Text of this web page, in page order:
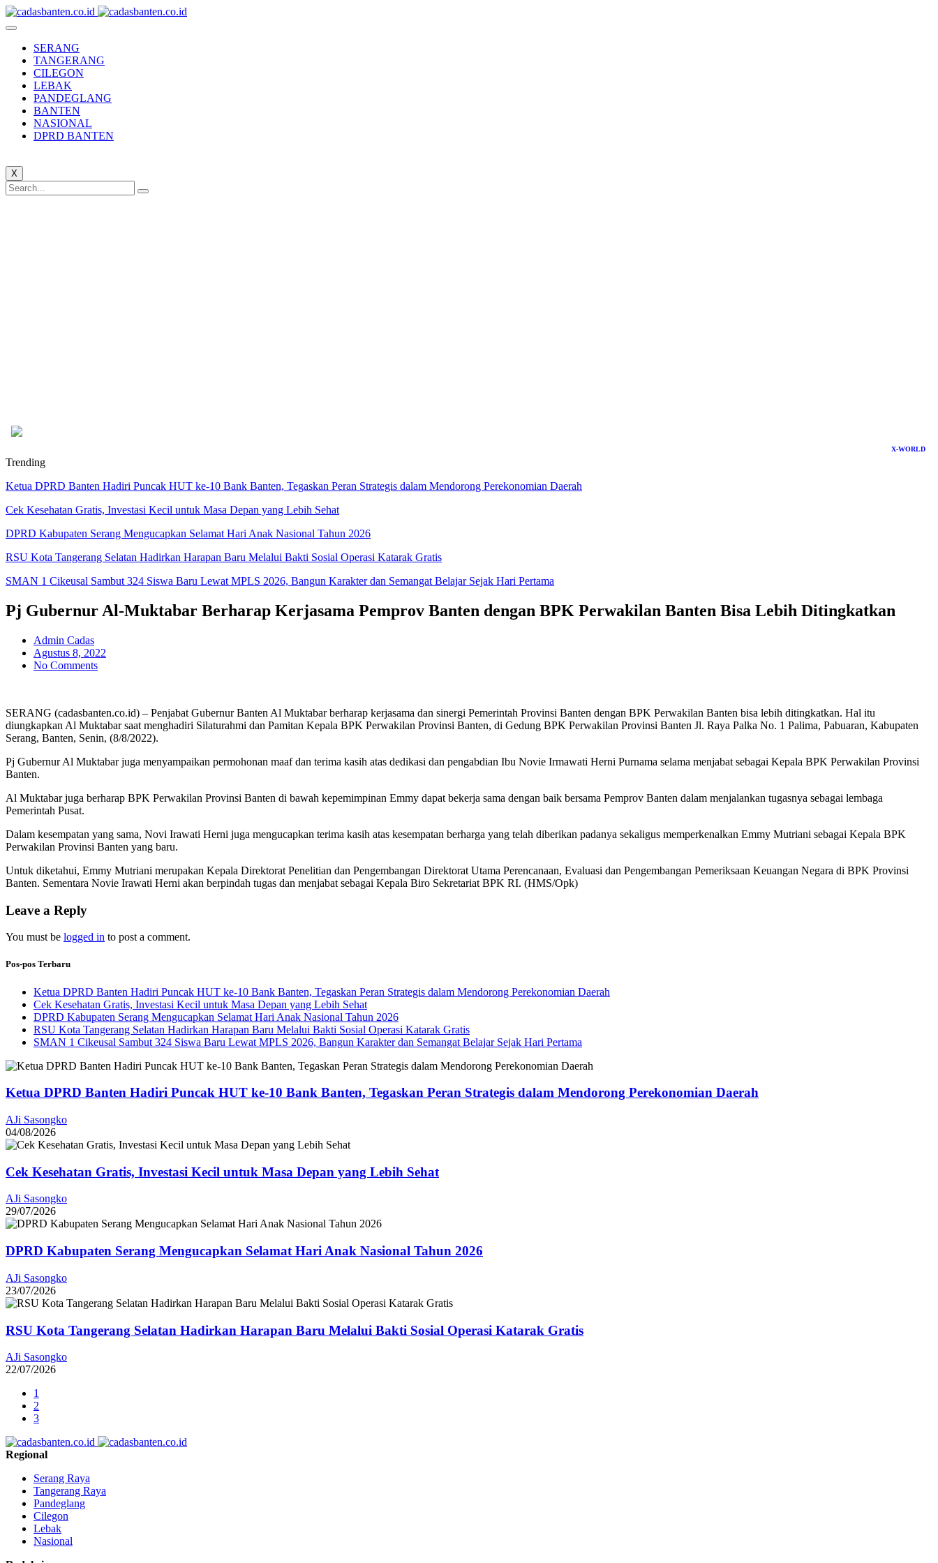
SERANG
TANGERANG
CILEGON
LEBAK
PANDEGLANG
BANTEN
NASIONAL
DPRD BANTEN
X
X-WORLD
Trending
Ketua DPRD Banten Hadiri Puncak HUT ke-10 Bank Banten, Tegaskan Peran Strategis dalam Mendorong Perekonomian Daerah
Cek Kesehatan Gratis, Investasi Kecil untuk Masa Depan yang Lebih Sehat
DPRD Kabupaten Serang Mengucapkan Selamat Hari Anak Nasional Tahun 2026
RSU Kota Tangerang Selatan Hadirkan Harapan Baru Melalui Bakti Sosial Operasi Katarak Gratis
SMAN 1 Cikeusal Sambut 324 Siswa Baru Lewat MPLS 2026, Bangun Karakter dan Semangat Belajar Sejak Hari Pertama
Pj Gubernur Al-Muktabar Berharap Kerjasama Pemprov Banten dengan BPK Perwakilan Banten Bisa Lebih Ditingkatkan
Admin Cadas
Agustus 8, 2022
No Comments
SERANG (cadasbanten.co.id) – Penjabat Gubernur Banten Al Muktabar berharap kerjasama dan sinergi Pemerintah Provinsi Banten dengan BPK Perwakilan Banten bisa lebih ditingkatkan. Hal itu
diungkapkan Al Muktabar saat menghadiri Silaturahmi dan Pamitan Kepala BPK Perwakilan Provinsi Banten, di Gedung BPK Perwakilan Provinsi Banten Jl. Raya Palka No. 1 Palima, Pabuaran, Kabupaten
Serang, Banten, Senin, (8/8/2022).
Pj Gubernur Al Muktabar juga menyampaikan permohonan maaf dan terima kasih atas dedikasi dan pengabdian Ibu Novie Irmawati Herni Purnama selama menjabat sebagai Kepala BPK Perwakilan Provinsi
Banten.
Al Muktabar juga berharap BPK Perwakilan Provinsi Banten di bawah kepemimpinan Emmy dapat bekerja sama dengan baik bersama Pemprov Banten dalam menjalankan tugasnya sebagai lembaga
Pemerintah Pusat.
Dalam kesempatan yang sama, Novi Irawati Herni juga mengucapkan terima kasih atas kesempatan berharga yang telah diberikan padanya sekaligus memperkenalkan Emmy Mutriani sebagai Kepala BPK
Perwakilan Provinsi Banten yang baru.
Untuk diketahui, Emmy Mutriani merupakan Kepala Direktorat Penelitian dan Pengembangan Direktorat Utama Perencanaan, Evaluasi dan Pengembangan Pemeriksaan Keuangan Negara di BPK Provinsi
Banten. Sementara Novie Irawati Herni akan berpindah tugas dan menjabat sebagai Kepala Biro Sekretariat BPK RI. (HMS/Opk)
Leave a Reply
You must be logged in to post a comment.
Pos-pos Terbaru
Ketua DPRD Banten Hadiri Puncak HUT ke-10 Bank Banten, Tegaskan Peran Strategis dalam Mendorong Perekonomian Daerah
Cek Kesehatan Gratis, Investasi Kecil untuk Masa Depan yang Lebih Sehat
DPRD Kabupaten Serang Mengucapkan Selamat Hari Anak Nasional Tahun 2026
RSU Kota Tangerang Selatan Hadirkan Harapan Baru Melalui Bakti Sosial Operasi Katarak Gratis
SMAN 1 Cikeusal Sambut 324 Siswa Baru Lewat MPLS 2026, Bangun Karakter dan Semangat Belajar Sejak Hari Pertama
Ketua DPRD Banten Hadiri Puncak HUT ke-10 Bank Banten, Tegaskan Peran Strategis dalam Mendorong Perekonomian Daerah
AJi Sasongko
04/08/2026
Cek Kesehatan Gratis, Investasi Kecil untuk Masa Depan yang Lebih Sehat
AJi Sasongko
29/07/2026
DPRD Kabupaten Serang Mengucapkan Selamat Hari Anak Nasional Tahun 2026
AJi Sasongko
23/07/2026
RSU Kota Tangerang Selatan Hadirkan Harapan Baru Melalui Bakti Sosial Operasi Katarak Gratis
AJi Sasongko
22/07/2026
1
2
3
Regional
Serang Raya
Tangerang Raya
Pandeglang
Cilegon
Lebak
Nasional